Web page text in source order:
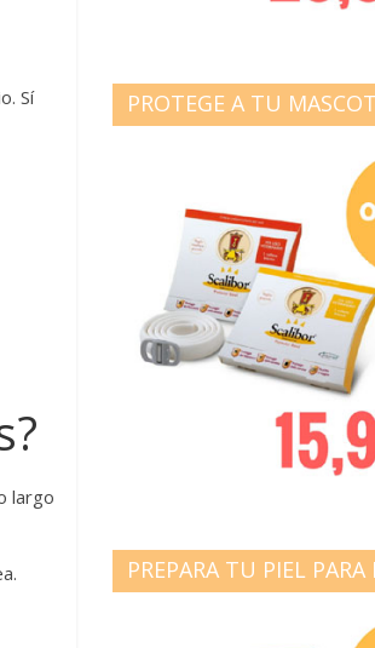
Sí
largo
PROTEGE A TU
PREPARA TU PIEL PARA